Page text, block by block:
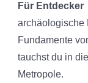
Für Entdecker
archäologische
Fundamente
tauchst du in
Metropole.